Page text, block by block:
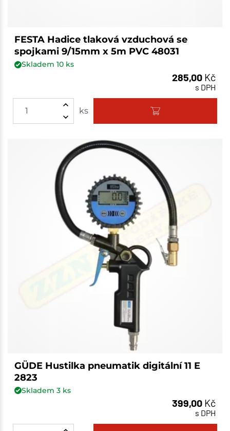
FESTA Hadice tlaková vzduchová se
spojkami 9/15mm x 5m PVC 48031
Skladem 10ks
285,00 Kč
s DPH
ks
GÜDE Hustilka pneumatik digitální 11 E
2823
Skladem 3ks
399,00 Kč
s DPH